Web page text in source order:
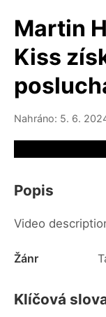
Martin
Kiss
Nahráno: 5. 6.
Popis
Video
Žánr
Klíčová